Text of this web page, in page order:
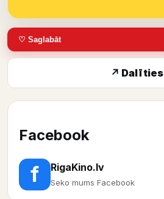
♡ Saglabāt
↗ Dalīties
Facebook
f RigaKino.lv
Seko mums Facebook